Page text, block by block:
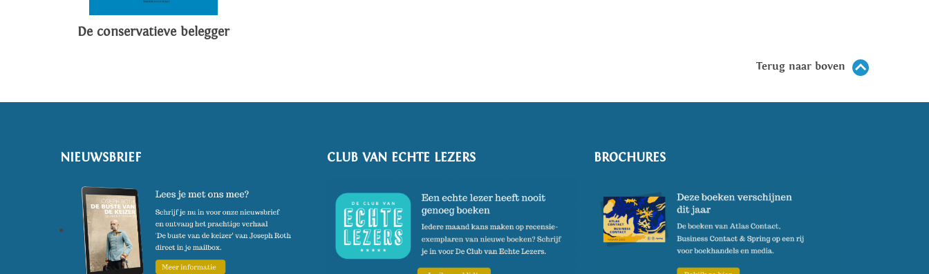
De conservatieve belegger
Terug naar boven
NIEUWSBRIEF CLUB VAN ECHTE LEZERS BROCHURES